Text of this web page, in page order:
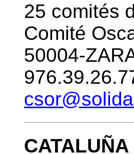
25 comités
Comité
50004-
CATALUÑA